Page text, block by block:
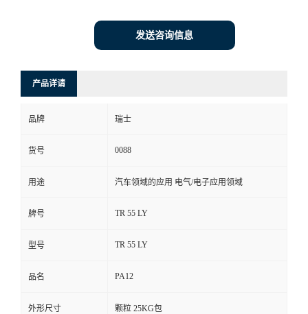
式
在
线
发送咨询信息
产品详请
品牌 瑞士
货号 0088
用途 汽车领域的应用 电气/电子应用领域
牌号 TR 55 LY
型号 TR 55 LY
品名 PA12
外形尺寸 颗粒 25KG包